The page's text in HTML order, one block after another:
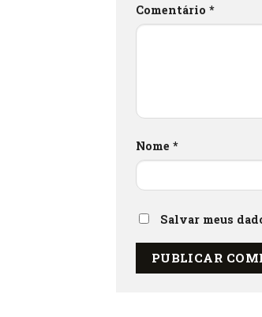
Comentário *
Nome *
Salvar meus